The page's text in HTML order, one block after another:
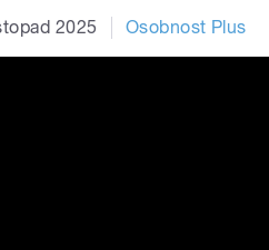
2025 Osobnost Plus